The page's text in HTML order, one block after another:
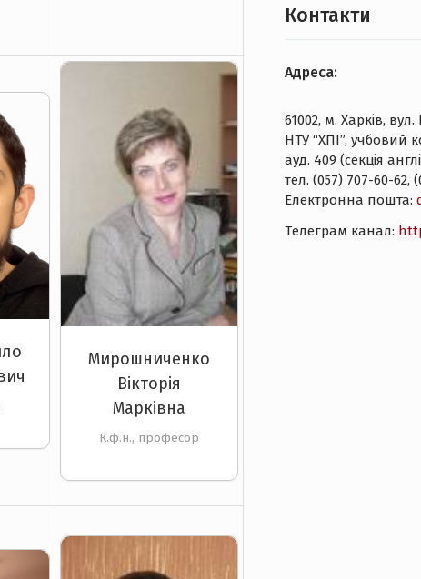
Мирошниченко
Вікторія
Марківна
К.ф.н., професор
Контакти
Адреса:
61002, м. Харків,
НТУ “ХПІ”, учбовий
ауд. 409 (секція
тел. (057) 707-60-62,
Електронна пошта:
Tелеграм канал: